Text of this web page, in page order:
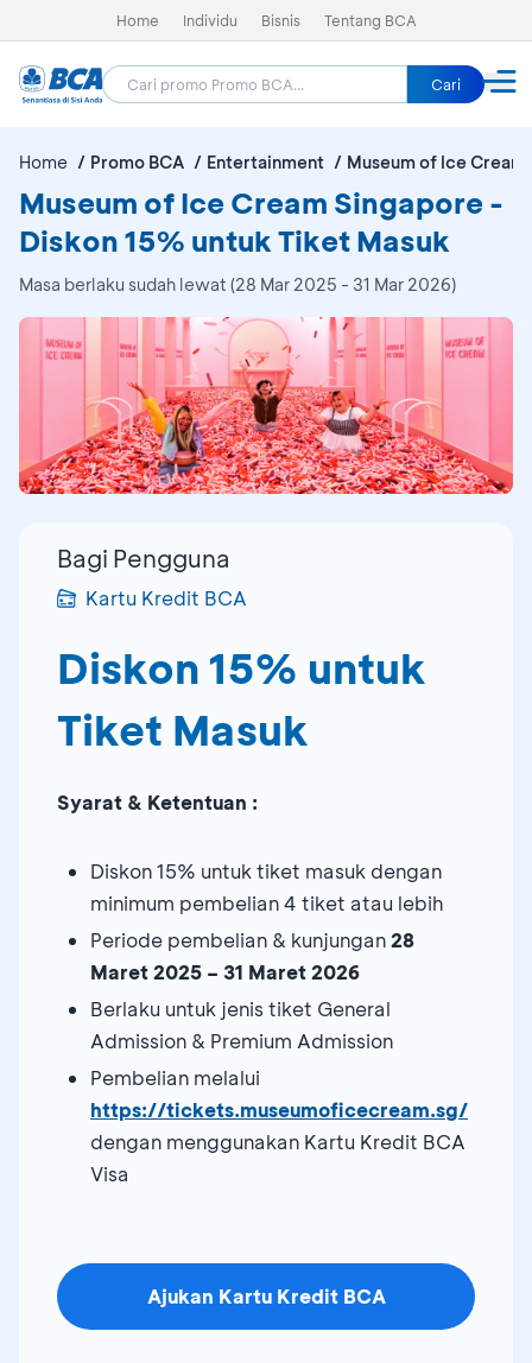
Home Individu Bisnis Tentang BCA
Cari
Home Promo BCA Entertainment Museum of Ice Cream
Museum of Ice Cream Singapore -
Diskon 15% untuk Tiket Masuk
Masa berlaku sudah lewat (28 Mar 2025 - 31 Mar 2026)
Bagi Pengguna
Kartu Kredit BCA
Diskon 15% untuk
Tiket Masuk
Syarat & Ketentuan :
Diskon 15% untuk tiket masuk dengan
minimum pembelian 4 tiket atau lebih
Periode pembelian & kunjungan28
Maret 2025 – 31 Maret 2026
Berlaku untuk jenis tiket General
Admission & Premium Admission
Pembelian melalui
https://tickets.museumoficecream.sg/
dengan menggunakan Kartu Kredit BCA
Visa
Ajukan Kartu Kredit BCA